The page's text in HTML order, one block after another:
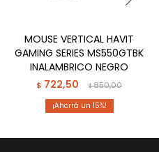
MOUSE VERTICAL HAVIT
GAMING SERIES MS550GTBK
INALAMBRICO NEGRO
$ 722,50 $850,00
15